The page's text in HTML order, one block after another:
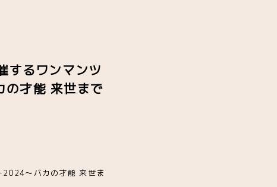
するワンマンツ
の才能 来世まで
～バカの才能 来世ま